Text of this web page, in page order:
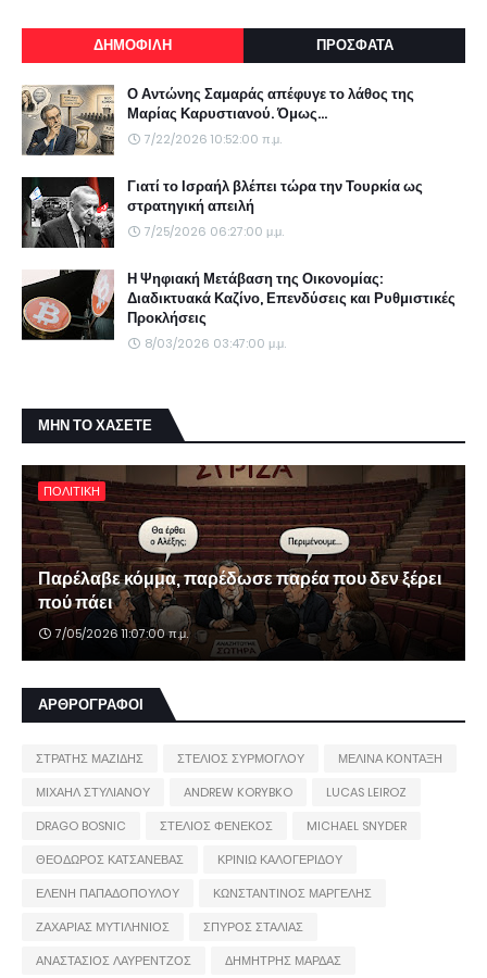
ΔΗΜΟΦΙΛΗ ΠΡΟΣΦΑΤΑ
Ο Αντώνης Σαμαράς απέφυγε το λάθος της
Μαρίας Καρυστιανού. Όμως...
7/22/2026 10:52:00 π.μ.
Γιατί το Ισραήλ βλέπει τώρα την Τουρκία ως
στρατηγική απειλή
7/25/2026 06:27:00 μ.μ.
Η Ψηφιακή Μετάβαση της Οικονομίας:
Διαδικτυακά Καζίνο, Επενδύσεις και Ρυθμιστικές
Προκλήσεις
8/03/2026 03:47:00 μ.μ.
ΜΗΝ ΤΟ ΧΑΣΕΤΕ
ΠΟΛΙΤΙΚΗ
Παρέλαβε κόμμα, παρέδωσε παρέα που δεν ξέρει
πού πάει
7/05/2026 11:07:00 π.μ.
ΑΡΘΡΟΓΡΑΦΟΙ
ΣΤΡΑΤΗΣ ΜΑΖΙΔΗΣ ΣΤΕΛΙΟΣ ΣΥΡΜΟΓΛΟΥ
ΜΕΛΙΝΑ ΚΟΝΤΑΞΗ
ΜΙΧΑΗΛ ΣΤΥΛΙΑΝΟΥ
ANDREW KORYBKO
LUCAS LEIROZ
DRAGO BOSNIC
ΣΤΕΛΙΟΣ ΦΕΝΕΚΟΣ
MICHAEL SNYDER
ΘΕΟΔΩΡΟΣ ΚΑΤΣΑΝΕΒΑΣ
ΚΡΙΝΙΩ ΚΑΛΟΓΕΡΙΔΟΥ
ΕΛΕΝΗ ΠΑΠΑΔΟΠΟΥΛΟΥ
ΚΩΝΣΤΑΝΤΙΝΟΣ ΜΑΡΓΕΛΗΣ
ΖΑΧΑΡΙΑΣ ΜΥΤΙΛΗΝΙΟΣ
ΣΠΥΡΟΣ ΣΤΑΛΙΑΣ
ΑΝΑΣΤΑΣΙΟΣ ΛΑΥΡΕΝΤΖΟΣ
ΔΗΜΗΤΡΗΣ ΜΑΡΔΑΣ